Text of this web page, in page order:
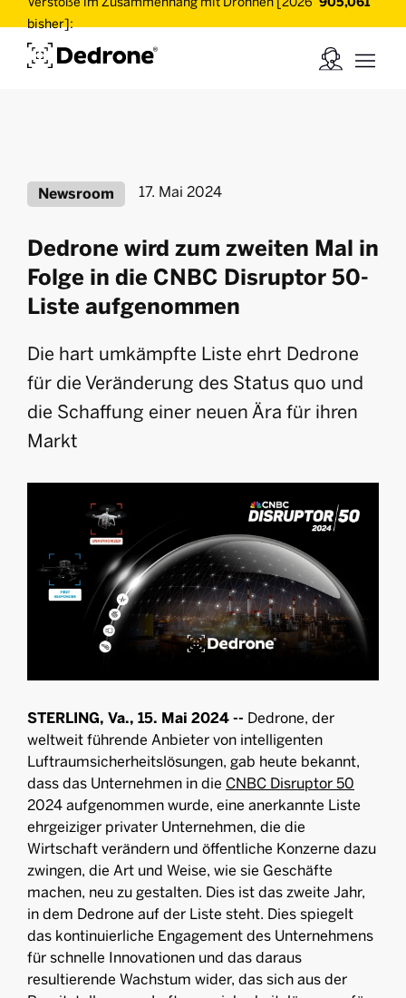
bisher]:
Newsroom 17. Mai 2024
Dedrone wird zum zweiten Mal in
Folge in die CNBC Disruptor 50-
Liste aufgenommen
Die hart umkämpfte Liste ehrt Dedrone
für die Veränderung des Status quo und
die Schaffung einer neuen Ära für ihren
Markt
STERLING, Va., 15. Mai 2024 -- Dedrone, der
weltweit führende Anbieter von intelligenten
Luftraumsicherheitslösungen, gab heute bekannt,
dass das Unternehmen in die CNBC Disruptor 50
2024 aufgenommen wurde, eine anerkannte Liste
ehrgeiziger privater Unternehmen, die die
Wirtschaft verändern und öffentliche Konzerne dazu
zwingen, die Art und Weise, wie sie Geschäfte
machen, neu zu gestalten. Dies ist das zweite Jahr,
in dem Dedrone auf der Liste steht. Dies spiegelt
das kontinuierliche Engagement des Unternehmens
für schnelle Innovationen und das daraus
resultierende Wachstum wider, das sich aus der